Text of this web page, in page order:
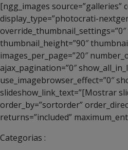
[ngg_images source=”galleries”
display_type=”photocrati-
thumbnail_height=”90″
images_per_page=”20″
ajax_pagination=”0″
use_imagebrowser_effect=”0″
slideshow_link_text=”[Mostrar
order_by=”sortorder”
returns=”included”
Categorias :